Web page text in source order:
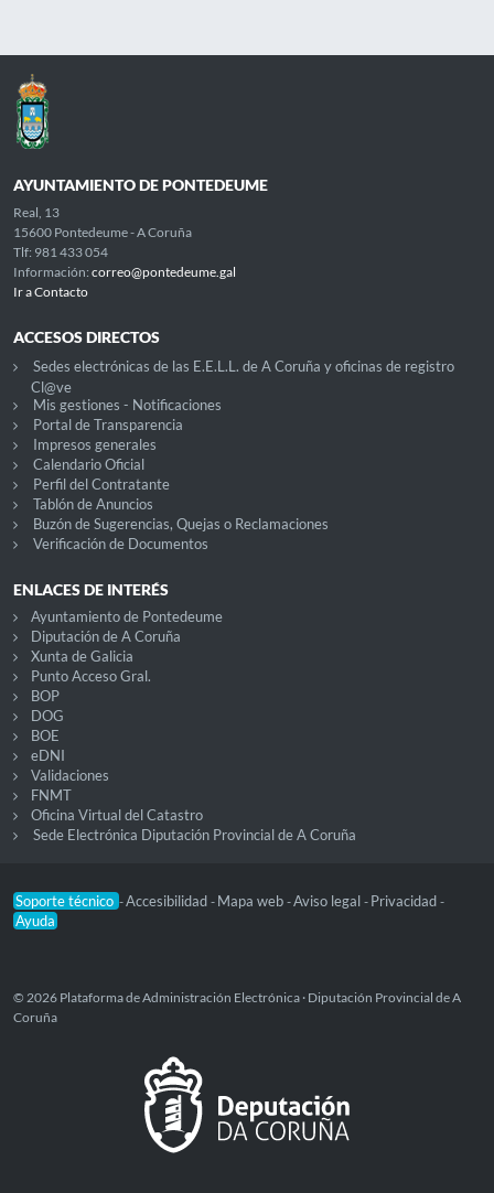
AYUNTAMIENTO DE PONTEDEUME
Real, 13
15600 Pontedeume - A Coruña
Tlf: 981 433 054
Información: correo@pontedeume.gal
Ir a Contacto
ACCESOS DIRECTOS
Sedes electrónicas de las E.E.L.L. de A Coruña y oficinas de registro
Cl@ve
Mis gestiones - Notificaciones
Portal de Transparencia
Impresos generales
Calendario Oficial
Perfil del Contratante
Tablón de Anuncios
Buzón de Sugerencias, Quejas o Reclamaciones
Verificación de Documentos
ENLACES DE INTERÉS
Ayuntamiento de Pontedeume
Diputación de A Coruña
Xunta de Galicia
Punto Acceso Gral.
BOP
DOG
BOE
eDNI
Validaciones
FNMT
Oficina Virtual del Catastro
Sede Electrónica Diputación Provincial de A Coruña
Soporte técnico -Accesibilidad - Mapa web -Aviso legal - Privacidad -
Ayuda
© 2026 Plataforma de Administración Electrónica · Diputación Provincial de A
Coruña